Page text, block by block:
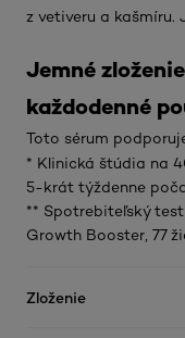
z vetiveru a kašmíru.
Jemné
každodenné
Toto sérum
* Klinická štúdia na
5-krát týždenne
** Spotrebiteľský
Growth Booster, 77
Zloženie